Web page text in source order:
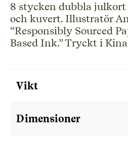
8 stycken dubbla
och kuvert. Illustratör
“Responsibly Sourced
Based Ink.” Tryckt i
Vikt
Dimensioner